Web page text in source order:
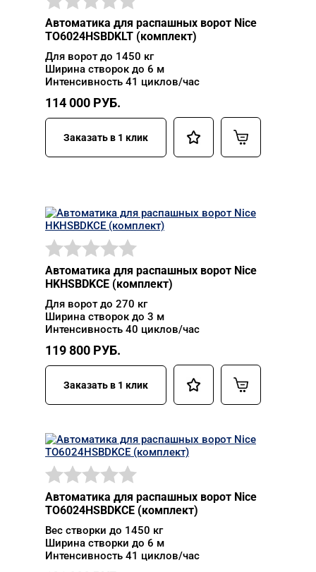
Автоматика для распашных ворот Nice
TO6024HSBDKLT (комплект)
Для ворот до 1450 кг
Ширина створок до 6 м
Интенсивность 41 циклов/час
114 000 РУБ.
Заказать в 1 клик
Автоматика для распашных ворот Nice
HKHSBDKCE (комплект)
Для ворот до 270 кг
Ширина створок до 3 м
Интенсивность 40 циклов/час
119 800 РУБ.
Заказать в 1 клик
Автоматика для распашных ворот Nice
TO6024HSBDKCE (комплект)
Вес створки до 1450 кг
Ширина створки до 6 м
Интенсивность 41 циклов/час